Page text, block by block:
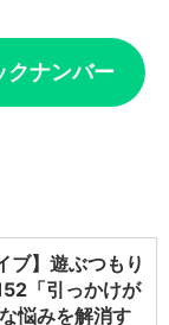
クナンバー
ブ】遊ぶつもり
「引っかけが
悩みを解消す